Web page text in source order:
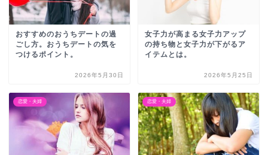
おすすめのおうちデートの過
ごし方。おうちデートの気を
つけるポイント。
2026年5月30日
女子力が高まる女子力アップ
の持ち物と女子力が下がるア
イテムとは。
2026年5月25日
恋愛・夫婦 恋愛・夫婦